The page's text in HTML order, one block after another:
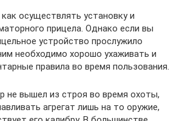
осуществлять установку и
прицела. Однако если вы
устройство прослужило
необходимо хорошо ухаживать и
правила во время пользования.
не вышел из строя во время охоты,
агрегат лишь на то оружие,